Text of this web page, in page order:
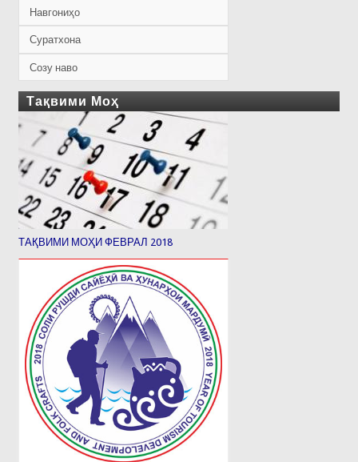
Навгониҳо
Суратхона
Созу наво
Тақвими Моҳ
ТАҚВИМИ МОҲИ ФЕВРАЛ 2018